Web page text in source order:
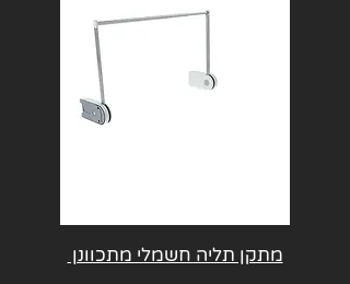
מתקן תליה חשמלי מתכוונן